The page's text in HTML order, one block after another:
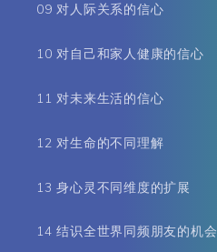
09 对人际关系的信心
10 对自己和家人健康的信心
11 对未来生活的信心
12 对生命的不同理解
13 身心灵不同维度的扩展
14 结识全世界同频朋友的机会